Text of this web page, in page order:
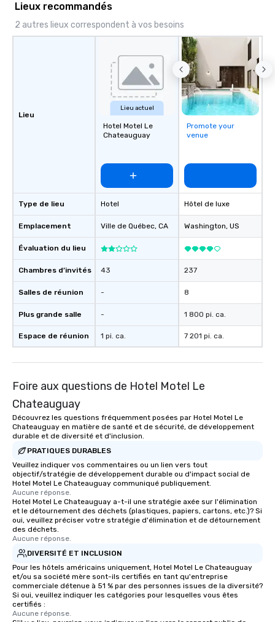
Lieux recommandés
2 autres lieux correspondent à vos besoins
Lieu
Type de lieu
Emplacement
Évaluation du lieu
Chambres d’invités
Salles de réunion
Plus grande salle
Espace de réunion
Lieu actuel
Hotel Motel Le
Chateauguay
Hotel
Ville de Québec, CA
43
-
-
1 pi. ca.
Promote your
venue
Hôtel de luxe
Washington, US
237
8
1 800 pi. ca.
7 201 pi. ca.
Foire aux questions de Hotel Motel Le
Chateauguay
Découvrez les questions fréquemment posées par Hotel Motel Le
Chateauguay en matière de santé et de sécurité, de développement
durable et de diversité et d'inclusion.
PRATIQUES DURABLES
Veuillez indiquer vos commentaires ou un lien vers tout
objectif/stratégie de développement durable ou d'impact social de
Hotel Motel Le Chateauguay communiqué publiquement.
Aucune réponse.
Hotel Motel Le Chateauguay a-t-il une stratégie axée sur l'élimination
et le détournement des déchets (plastiques, papiers, cartons, etc.)? Si
oui, veuillez préciser votre stratégie d'élimination et de détournement
des déchets.
Aucune réponse.
DIVERSITÉ ET INCLUSION
Pour les hôtels américains uniquement, Hotel Motel Le Chateauguay
et/ou sa société mère sont-ils certifiés en tant qu'entreprise
commerciale détenue à 51 % par des personnes issues de la diversité?
Si oui, veuillez indiquer les catégories pour lesquelles vous êtes
certifiés :
Aucune réponse.